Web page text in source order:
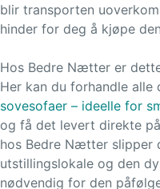
blir transporten
hinder for deg å kjøpe
Hos Bedre Nætter er
Her kan du forhandle alle
sovesofaer – ideelle for
og få det levert direkte
hos Bedre Nætter slipper
utstillingslokale og den
nødvendig for den